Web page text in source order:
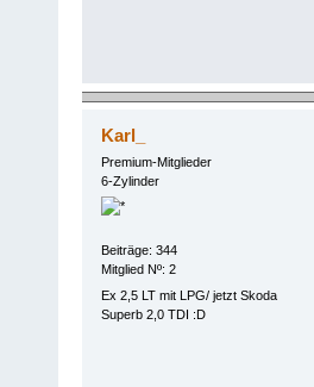
Karl_
Premium-Mitglieder
6-Zylinder
Beiträge: 344
Mitglied Nº: 2
Ex 2,5 LT mit LPG/ jetzt Skoda
Superb 2,0 TDI :D